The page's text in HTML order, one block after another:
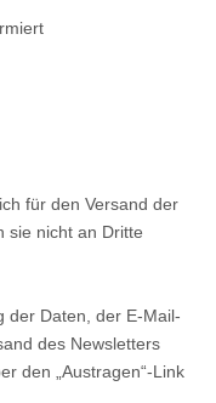
für den Versand der
sie nicht an Dritte
der Daten, der E-Mail-
des Newsletters
den „Austragen“-Link